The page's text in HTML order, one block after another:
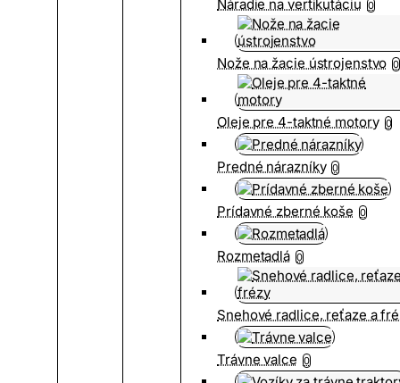
Náradie na vertikutáciu 0
Nože na žacie ústrojenstvo 0
Oleje pre 4-taktné motory 0
Predné nárazníky 0
Prídavné zberné koše 0
Rozmetadlá 0
Snehové radlice, reťaze a
Trávne valce 0